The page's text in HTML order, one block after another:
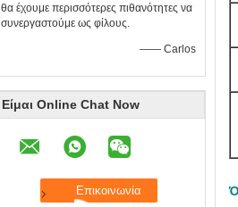
θα έχουμε περισσότερες πιθανότητες να
συνεργαστούμε ως φίλους.
—— Carlos
Είμαι Online Chat Now